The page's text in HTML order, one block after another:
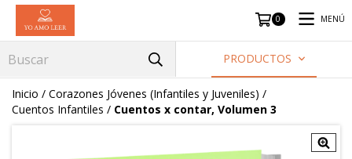
0 MENÚ
PRODUCTOS
Inicio / Corazones Jóvenes (Infantiles y Juveniles) /
Cuentos Infantiles / Cuentos x contar, Volumen 3